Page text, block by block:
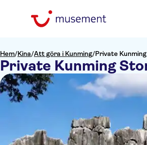
Hem/Kina/Att göra i Kunming/Private
Private Kunming